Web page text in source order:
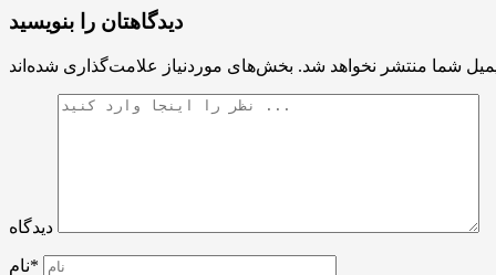
دیدگاهتان را بنویسید
شما منتشر نخواهد شد.
دیدگاه
نام*